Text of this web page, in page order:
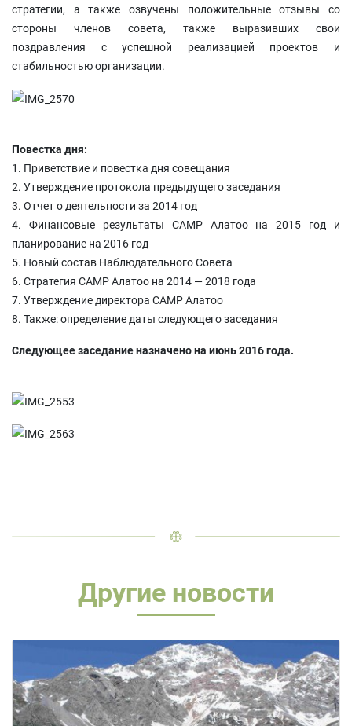
стратегии, а также озвучены положительные отзывы со
стороны членов совета, также выразивших свои
поздравления с успешной реализацией проектов и
стабильностью организации.
Повестка дня:
1. Приветствие и повестка дня совещания
2. Утверждение протокола предыдущего заседания
3. Отчет о деятельности за 2014 год
4. Финансовые результаты CAMP Алатоо на 2015 год и
планирование на 2016 год
5. Новый состав Наблюдательного Совета
6. Стратегия CAMP Алатоо на 2014 — 2018 года
7. Утверждение директора CAMP Алатоо
8. Также: определение даты следующего заседания
Следующее заседание назначено на июнь 2016 года.
Другие новости